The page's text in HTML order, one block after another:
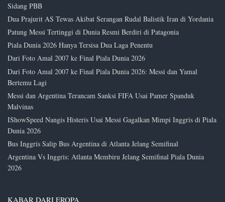
Sidang PBB
Dua Prajurit AS Tewas Akibat Serangan Rudal Balistik Iran di Yordania
Patung Messi Tertinggi di Dunia Resmi Berdiri di Patagonia
Piala Dunia 2026 Hanya Tersisa Dua Laga Penentu
Dari Foto Amal 2007 ke Final Piala Dunia 2026
Dari Foto Amal 2007 ke Final Piala Dunia 2026: Messi dan Yamal
Bertemu Lagi
Messi dan Argentina Terancam Sanksi FIFA Usai Pamer Spanduk
Malvinas
IShowSpeed Nangis Histeris Usai Messi Gagalkan Mimpi Inggris di Piala
Dunia 2026
Bus Inggris Salip Bus Argentina di Atlanta Jelang Semifinal
Argentina Vs Inggris: Atlanta Membiru Jelang Semifinal Piala Dunia
2026
KABAR DARI EROPA